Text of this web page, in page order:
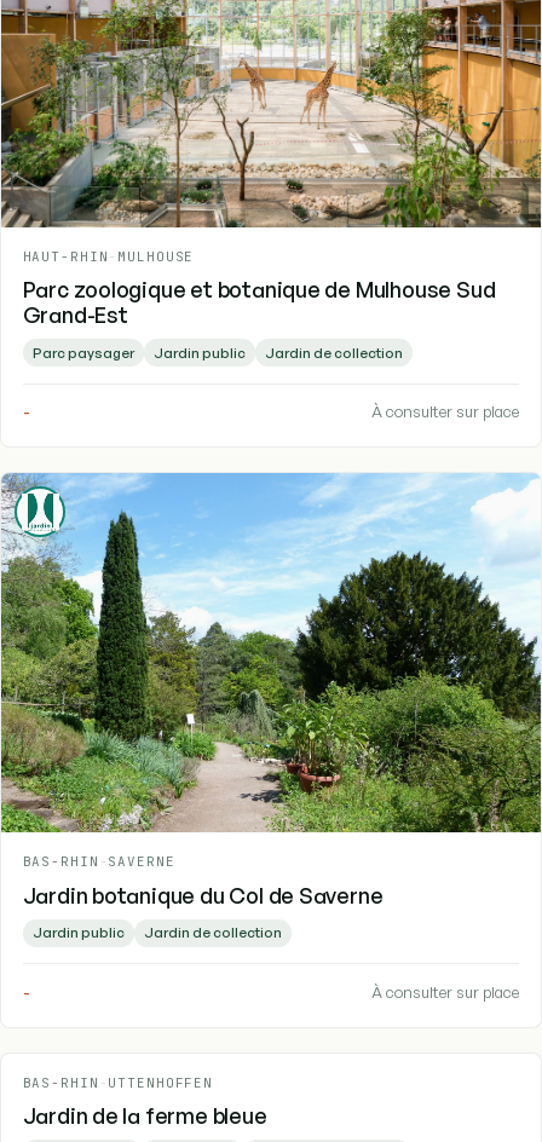
HAUT-RHIN - MULHOUSE
Parc zoologique et botanique de Mulhouse Sud
Grand-Est
Parc paysager Jardin public Jardin de collection
- À consulter sur place
BAS-RHIN - SAVERNE
Jardin botanique du Col de Saverne
Jardin public Jardin de collection
- À consulter sur place
BAS-RHIN - UTTENHOFFEN
Jardin de la ferme bleue